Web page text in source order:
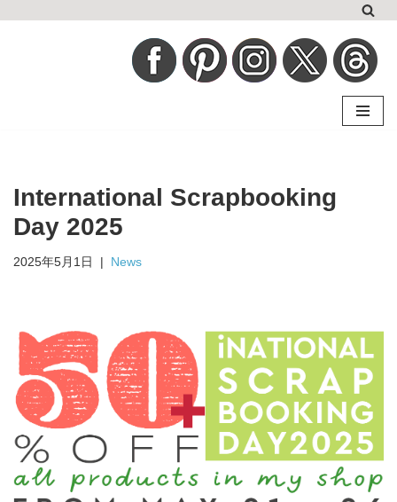
ス
キ
プ
International Scrapbooking
Day 2025
2025年5月1日 News